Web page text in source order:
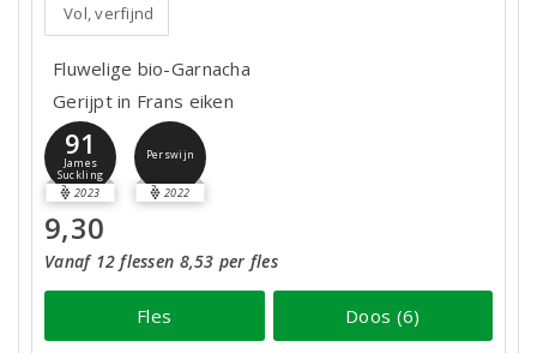
Vol, verfijnd
Fluwelige bio-Garnacha
Gerijpt in Frans eiken
91
James
Suckling
2023
Perswijn
2022
9,30
Vanaf 12 flessen 8,53 per fles
Fles Doos (6)